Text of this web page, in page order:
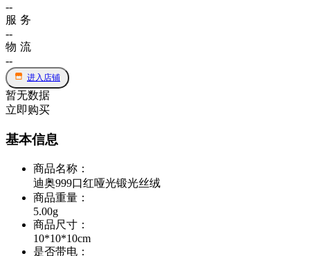
--
服务
--
物流
--
进入店铺
暂无数据
立即购买
基本信息
商品名称 ：
迪奥999口红哑光锻光丝绒
商品重量 ：
5.00g
商品尺寸 ：
10*10*10cm
是否带电 ：